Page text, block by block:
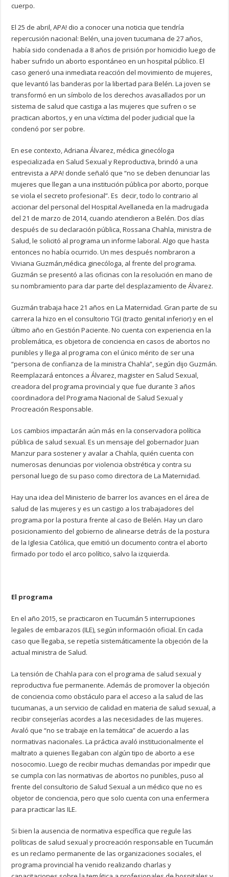
cuerpo.
El 25 de abril, APA! dio a conocer una noticia que tendría
repercusión nacional: Belén, una joven tucumana de 27 años,
había sido condenada a 8 años de prisión por homicidio luego de
haber sufrido un aborto espontáneo en un hospital público. El
caso generó una inmediata reacción del movimiento de mujeres,
que levantó las banderas por la libertad para Belén. La joven se
transformó en un símbolo de los derechos avasallados por un
sistema de salud que castiga a las mujeres que sufren o se
practican abortos, y en una víctima del poder judicial que la
condenó por ser pobre.
En ese contexto, Adriana Álvarez, médica ginecóloga
especializada en Salud Sexual y Reproductiva, brindó a una
entrevista a APA! donde señaló que “no se deben denunciar las
mujeres que llegan a una institución pública por aborto, porque
se viola el secreto profesional”. Es decir, todo lo contrario al
accionar del personal del Hospital Avellaneda en la madrugada
del 21 de marzo de 2014, cuando atendieron a Belén. Dos días
después de su declaración pública, Rossana Chahla, ministra de
Salud, le solicitó al programa un informe laboral. Algo que hasta
entonces no había ocurrido. Un mes después nombraron a
Viviana Guzmán,médica ginecóloga, al frente del programa.
Guzmán se presentó a las oficinas con la resolución en mano de
su nombramiento para dar parte del desplazamiento de Álvarez.
Guzmán trabaja hace 21 años en La Maternidad. Gran parte de su
carrera la hizo en el consultorio TGI (tracto genital inferior) y en el
último año en Gestión Paciente. No cuenta con experiencia en la
problemática, es objetora de conciencia en casos de abortos no
punibles y llega al programa con el único mérito de ser una
“persona de confianza de la ministra Chahla”, según dijo Guzmán.
Reemplazará entonces a Álvarez, magister en Salud Sexual,
creadora del programa provincial y que fue durante 3 años
coordinadora del Programa Nacional de Salud Sexual y
Procreación Responsable.
Los cambios impactarán aún más en la conservadora política
pública de salud sexual. Es un mensaje del gobernador Juan
Manzur para sostener y avalar a Chahla, quién cuenta con
numerosas denuncias por violencia obstrética y contra su
personal luego de su paso como directora de La Maternidad.
Hay una idea del Ministerio de barrer los avances en el área de
salud de las mujeres y es un castigo a los trabajadores del
programa por la postura frente al caso de Belén. Hay un claro
posicionamiento del gobierno de alinearse detrás de la postura
de la Iglesia Católica, que emitió un documento contra el aborto
firmado por todo el arco político, salvo la izquierda.
El programa
En el año 2015, se practicaron en Tucumán 5 interrupciones
legales de embarazos (ILE), según información oficial. En cada
caso que llegaba, se repetía sistemáticamente la objeción de la
actual ministra de Salud.
La tensión de Chahla para con el programa de salud sexual y
reproductiva fue permanente. Además de promover la objeción
de conciencia como obstáculo para el acceso a la salud de las
tucumanas, a un servicio de calidad en materia de salud sexual, a
recibir consejerías acordes a las necesidades de las mujeres.
Avaló que “no se trabaje en la temática” de acuerdo a las
normativas nacionales. La práctica avaló institucionalmente el
maltrato a quienes llegaban con algún tipo de aborto a ese
nosocomio. Luego de recibir muchas demandas por impedir que
se cumpla con las normativas de abortos no punibles, puso al
frente del consultorio de Salud Sexual a un médico que no es
objetor de conciencia, pero que solo cuenta con una enfermera
para practicar las ILE.
Si bien la ausencia de normativa específica que regule las
políticas de salud sexual y procreación responsable en Tucumán
es un reclamo permanente de las organizaciones sociales, el
programa provincial ha venido realizando charlas y